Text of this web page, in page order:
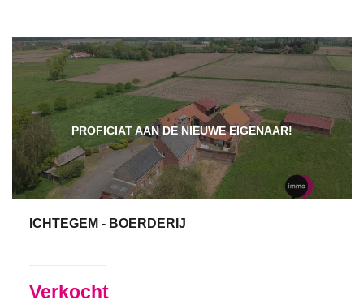
PROFICIAT AAN DE NIEUWE EIGENAAR!
150 m²
ICHTEGEM - BOERDERIJ
Verkocht